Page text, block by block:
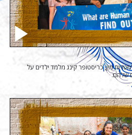
מין, כריסטופר קינג מלמד ילדים על
שלהם.